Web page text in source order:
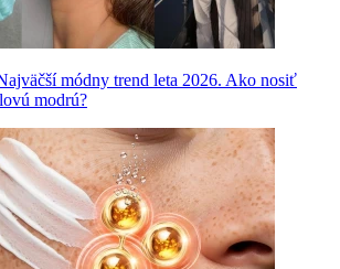
módny trend leta 2026. Ako nosiť
modrú?